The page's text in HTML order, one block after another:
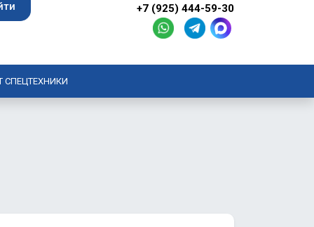
+7 (925) 444-59-30
СПЕЦТЕХНИКИ